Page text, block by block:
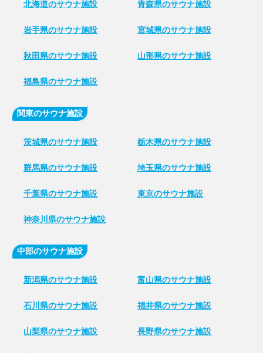
北海道のサウナ施設 青森県のサウナ施設
岩手県のサウナ施設 宮城県のサウナ施設
秋田県のサウナ施設 山形県のサウナ施設
福島県のサウナ施設
関東のサウナ施設
茨城県のサウナ施設 栃木県のサウナ施設
群馬県のサウナ施設 埼玉県のサウナ施設
千葉県のサウナ施設 東京のサウナ施設
神奈川県のサウナ施設
中部のサウナ施設
新潟県のサウナ施設 富山県のサウナ施設
石川県のサウナ施設 福井県のサウナ施設
山梨県のサウナ施設 長野県のサウナ施設